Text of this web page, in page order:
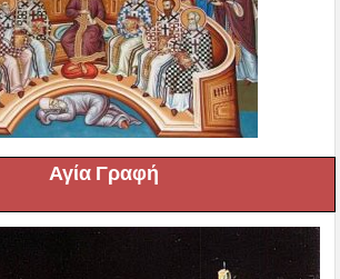
Αγία Γραφή